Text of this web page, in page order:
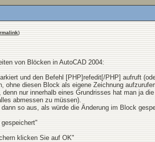
)
von Blöcken in AutoCAD 2004:
und den Befehl [PHP]refedit[/PHP] aufruft
ohne diesen Block als eigene Zeichnung
nur innerhalb eines Grundrisses hat man ja
abmessen zu müssen).
so aus, als würde die Änderung im Block
klicken Sie auf OK"